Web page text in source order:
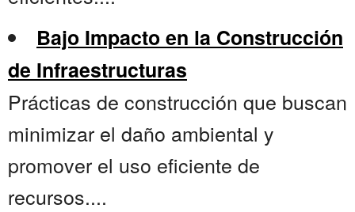
Bajo Impacto en la Construcción
de Infraestructuras
Prácticas de construcción que buscan
minimizar el daño ambiental y
promover el uso eficiente de
recursos....